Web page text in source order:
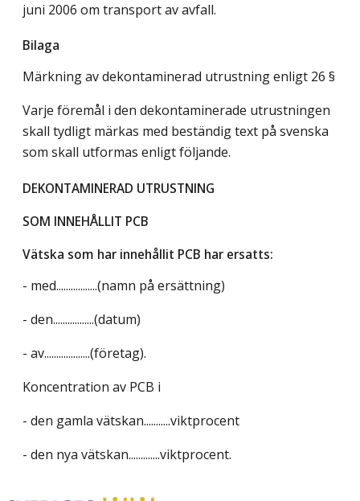
juni 2006 om transport av avfall.
Bilaga
Märkning av dekontaminerad utrustning enligt 26 §
Varje föremål i den dekontaminerade utrustningen
skall tydligt märkas med beständig text på svenska
som skall utformas enligt följande.
DEKONTAMINERAD UTRUSTNING
SOM INNEHÅLLIT PCB
Vätska som har innehållit PCB har ersatts:
- med.................(namn på ersättning)
- den.................(datum)
- av...................(företag).
Koncentration av PCB i
- den gamla vätskan...........viktprocent
- den nya vätskan.............viktprocent.